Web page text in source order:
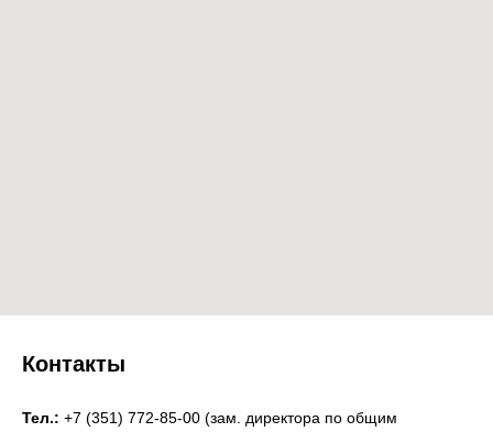
Контакты
Тел.: +7 (351) 772-85-00 (зам. директора по общим